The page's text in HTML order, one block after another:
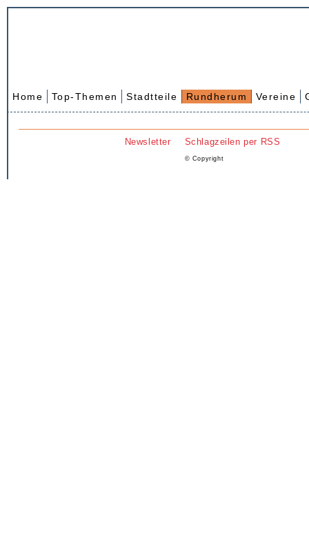
Home Top-Themen Stadtteile Rundherum Vereine
Newsletter Schlagzeilen per RSS
© Copyright